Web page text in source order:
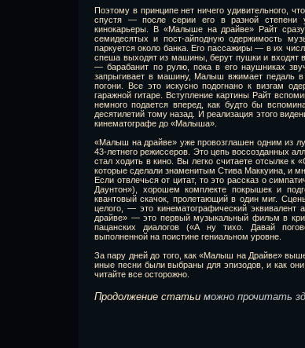
Поэтому в принципе нет ничего удивительного,
спустя — после серии его в разной степени
кинокарьеры. В «Малыше на драйве» Райт
семидесятых и пост-айподную одержимость
паркуется около банка. Его пассажиры — в их
спеша выходят из машины, берут пушки и входят
— барабанит по рулю, пока в его наушниках
запрыгивает в машину, Малыш вжимает педаль в
погони. Все это искусно подогнано к визгам
гаражной гитаре. Вступление картины Райт
немного подается вперед, как будто бы
десятилетий тому назад. И реализация этого
кинематографе до «Малыша».
«Малыш на драйве» уже провозглашен одним из
43-летнего режиссеров. Это цепь воссозданных
стал ходить в кино. Вы легко считаете отсылке
которые сделали знаменитым Стива Маккуина, и
Если отвлечься от цитат, то это рассказ о
Даунтон»), хорошем комплекте покрышек и
квантовый скачок, пролетающий в один миг.
целого, — это кинематографический
драйве» — это первый музыкальный фильм в
пацанских диалогов («А ну тихо. Давай
выполненной на поистине гениальном уровне.
За пару дней до того, как «Малыш на Драйве»
иные песни были выбраны для эпизодов, и как
читайте все осторожно.
Продолжение статьи можно прочитать